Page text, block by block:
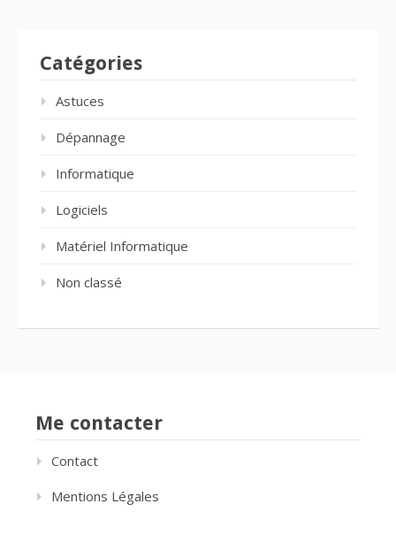
Catégories
Astuces
Dépannage
Informatique
Logiciels
Matériel Informatique
Non classé
Me contacter
Contact
Mentions Légales